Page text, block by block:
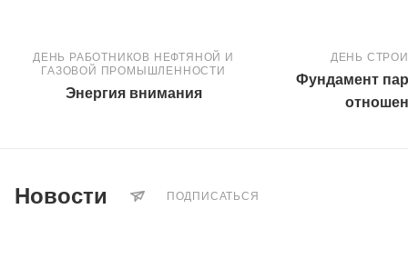
ДЕНЬ РАБОТНИКОВ НЕФТЯНОЙ И
ГАЗОВОЙ ПРОМЫШЛЕННОСТИ
Энергия внимания
ДЕНЬ
Фундамент
Новости ПОДПИСАТЬСЯ